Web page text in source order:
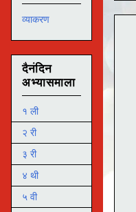
व्याकरण
दैनंदिन
अभ्यासमाला
१ ली
२ री
३ री
४ थी
५ वी